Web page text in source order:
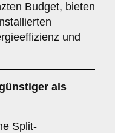
Budget, bieten
und
als
Split-